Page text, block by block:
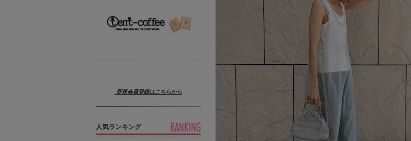
新規会員登録はこちらから
人気ランキング